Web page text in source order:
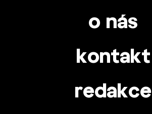
o nás
kontakt
redakce